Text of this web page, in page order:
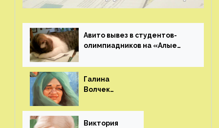
Авито вывез в студентов-
олимпиадников на «Алые
Галина
Волчек
Виктория